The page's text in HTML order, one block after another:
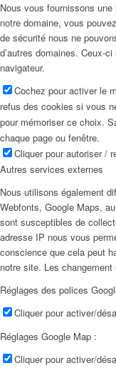
Nous vous fournissons
notre domaine, vous
de sécurité nous ne
d’autres domaines. Ceux-
navigateur.
Cochez pour activer le
refus des cookies si vous
pour mémoriser ce choix.
chaque page ou fenêtre.
Cliquer pour autoriser /
Autres services externes
Nous utilisons également
Webfonts, Google Maps,
sont susceptibles de
adresse IP nous vous
conscience que cela peut
notre site. Les
Réglages des polices
Cliquer pour activer/
Réglages Google Map :
Cliquer pour activer/